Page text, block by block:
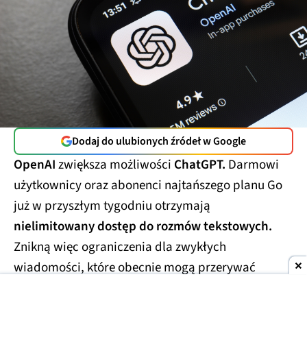
Dodaj do ulubionych źródeł w Google
OpenAIzwiększa możliwości ChatGPT. Darmowi
użytkownicy oraz abonenci najtańszego planu Go
już w przyszłym tygodniu otrzymają
nielimitowany dostęp do rozmów tekstowych.
Znikną więc ograniczenia dla zwykłych
wiadomości, które obecnie mogą przerywać